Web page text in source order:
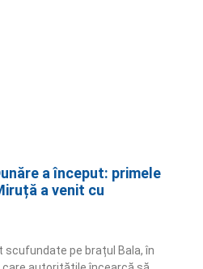
a început: primele
a venit cu
scufundate pe brațul Bala, în